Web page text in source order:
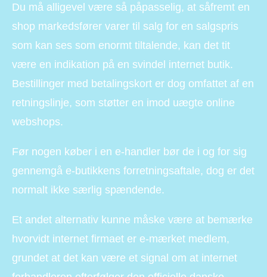
Du må alligevel være så påpasselig, at såfremt en
shop markedsfører varer til salg for en salgspris
som kan ses som enormt tiltalende, kan det tit
være en indikation på en svindel internet butik.
Bestillinger med betalingskort er dog omfattet af en
retningslinje, som støtter en imod uægte online
webshops.
Før nogen køber i en e-handler bør de i og for sig
gennemgå e-butikkens forretningsaftale, dog er det
normalt ikke særlig spændende.
Et andet alternativ kunne måske være at bemærke
hvorvidt internet firmaet er e-mærket medlem,
grundet at det kan være et signal om at internet